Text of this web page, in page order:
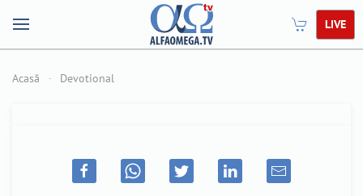
LIVE
Acasă Devotional